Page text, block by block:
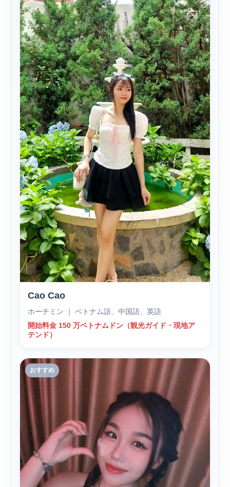
Cao Cao
ホーチミン ｜ ベトナム語、中国語、英語
開始料金 150 万ベトナムドン（観光ガイド・現地ア
テンド）
おすすめ